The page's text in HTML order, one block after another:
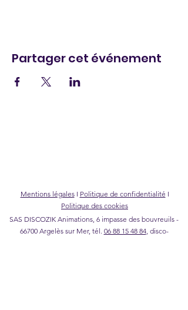
Partager cet événement
Mentions légalesI Politique de confidentialité I
Politique des cookies
SAS DISCOZIK Animations, 6 impasse des bouvreuils -
66700 Argelès sur Mer, tél. 06 88 15 48 84, disco-